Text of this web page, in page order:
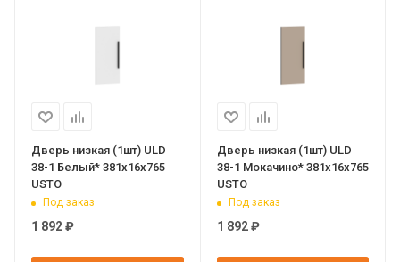
Дверь низкая (1шт) ULD
38-1 Белый* 381х16х765
USTO
Под заказ
1 892₽
Дверь низкая (1шт) ULD
38-1 Мокачино* 381х16х765
USTO
Под заказ
1 892₽